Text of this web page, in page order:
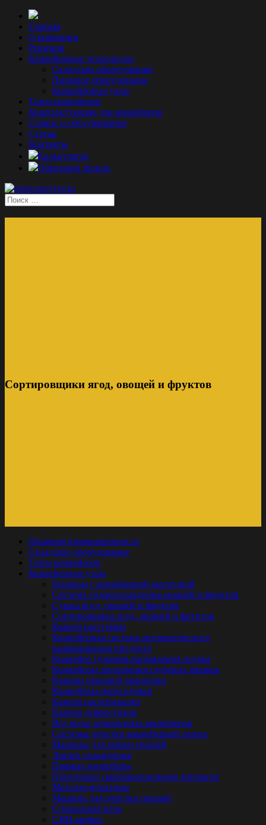
Главная
О компании
Решения
Конвейерные технологии
Складское оборудование
Пищевое оборудование
Конвейерные узлы
Типы конвейеров
Комплектующие для конвейеров
Сервис и обслуживание
Статьи
Контакты
Калькулятор
Обратный звонок
Сортировщики ягод, овощей и фруктов
Пищевая промышленность
Складское оборудование
Типы конвейеров
Конвейерные узлы
Бункеры с конвейерной выгрузкой
Система гидроохлаждения овощей и фруктов
Сушка ягод, овощей и фруктов
Сортировщики ягод, овощей и фруктов
Камера расстойки
Конвейерная система автоматического
выравнивания продукта
Конвейер сужения-расширения потока
Конвейеры заполнения глубоких ящиков
Камеры шоковой заморозки
Конвейеры-пересадчики
Камера пастеризации
Камера дефростации
Все виды поворотных конвейеров
Системы очистки конвейерной ленты
Машины для мойки овощей
Линии охлаждения
Прямые конвейеры
Плиточные скороморозильные аппараты
Металлодетекторы
Машина для очистки овощей
Спиральная печь
СИП-мойки